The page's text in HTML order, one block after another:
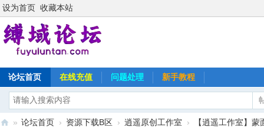
设为首页 收藏本站
论坛首页 在线充值 问题处理 新手教程
» 论坛首页 › 资源下载B区 › 逍遥原创工作室 › 【逍遥工作室】